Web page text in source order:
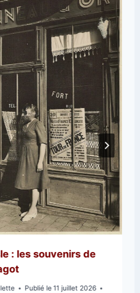
: les souvenirs de
Publié le 11 juillet 2026